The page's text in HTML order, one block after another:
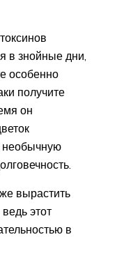
в знойные дни,
особенно
получите
он
необычную
вырастить
этот
в